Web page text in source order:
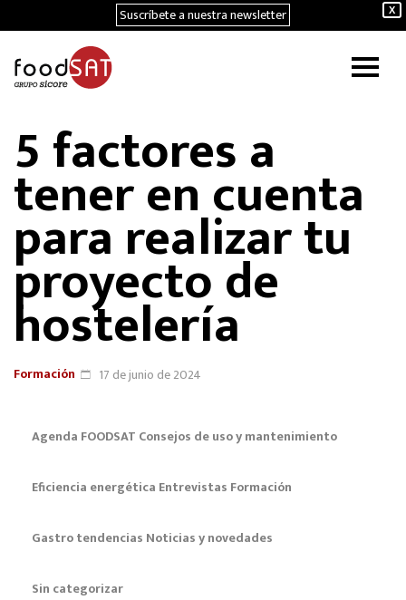
X
Suscríbete a nuestra newsletter
5 factores a
tener en cuenta
para realizar tu
proyecto de
hostelería
Formación 17 de junio de 2024
Agenda FOODSAT Consejos de uso y mantenimiento
Eficiencia energética Entrevistas Formación
Gastro tendencias Noticias y novedades
Sin categorizar